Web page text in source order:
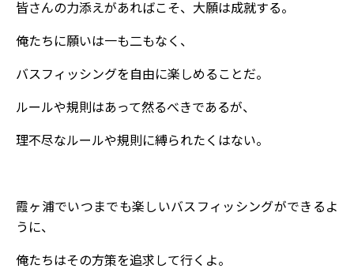
皆さんの力添えがあればこそ、大願は成就する。
俺たちに願いは一も二もなく、
バスフィッシングを自由に楽しめることだ。
ルールや規則はあって然るべきであるが、
理不尽なルールや規則に縛られたくはない。
霞ヶ浦でいつまでも楽しいバスフィッシングができるよ
うに、
俺たちはその方策を追求して行くよ。